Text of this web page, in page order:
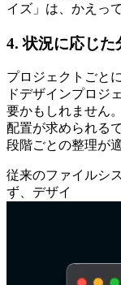
イズ」は、かえっ
4. 状況に応じた
プロジェクトごと
ドデザインプロジ
要かもしれません
配置が求められる
段階ごとの整理が
従来のファイルシ
ず、デザイ